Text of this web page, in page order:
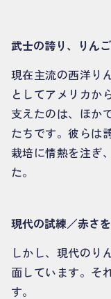
武士の誇り、りん
現在主流の西洋り
としてアメリカか
支えたのは、ほか
たちです。彼らは
栽培に情熱を注ぎ
た。
現代の試練／赤さ
しかし、現代のり
面しています。そ
す。